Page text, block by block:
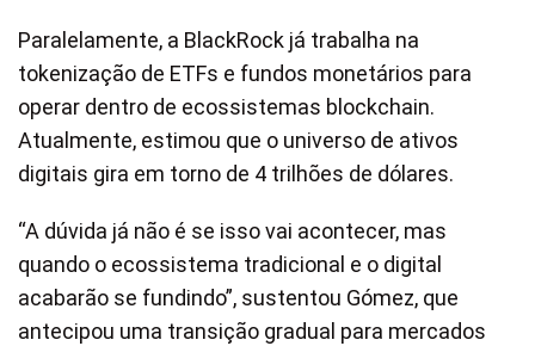
Paralelamente, a BlackRock já trabalha na
tokenização de ETFs e fundos monetários para
operar dentro de ecossistemas blockchain.
Atualmente, estimou que o universo de ativos
digitais gira em torno de 4 trilhões de dólares.
“A dúvida já não é se isso vai acontecer, mas
quando o ecossistema tradicional e o digital
acabarão se fundindo”, sustentou Gómez, que
antecipou uma transição gradual para mercados